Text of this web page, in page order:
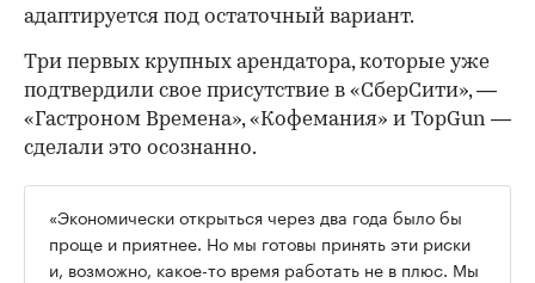
адаптируется под остаточный вариант.
Три первых крупных арендатора, которые уже
подтвердили свое присутствие в «СберСити», —
«Гастроном Времена», «Кофемания» и TopGun —
сделали это осознанно.
«Экономически открыться через два года было бы
проще и приятнее. Но мы готовы принять эти риски
и, возможно, какое-то время работать не в плюс. Мы